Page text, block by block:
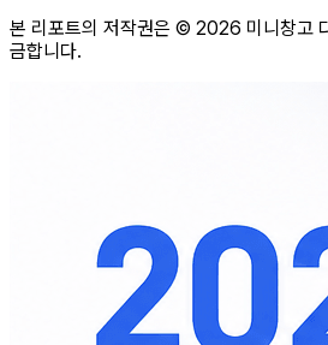
본 리포트의 저작권은 © 2026 미니창고
금합니다.